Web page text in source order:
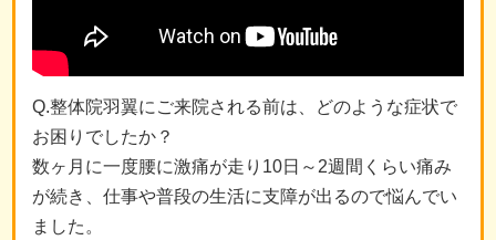
Q.整体院羽翼にご来院される前は、どのような症状で
お困りでしたか？
数ヶ月に一度腰に激痛が走り10日～2週間くらい痛み
が続き、仕事や普段の生活に支障が出るので悩んでい
ました。